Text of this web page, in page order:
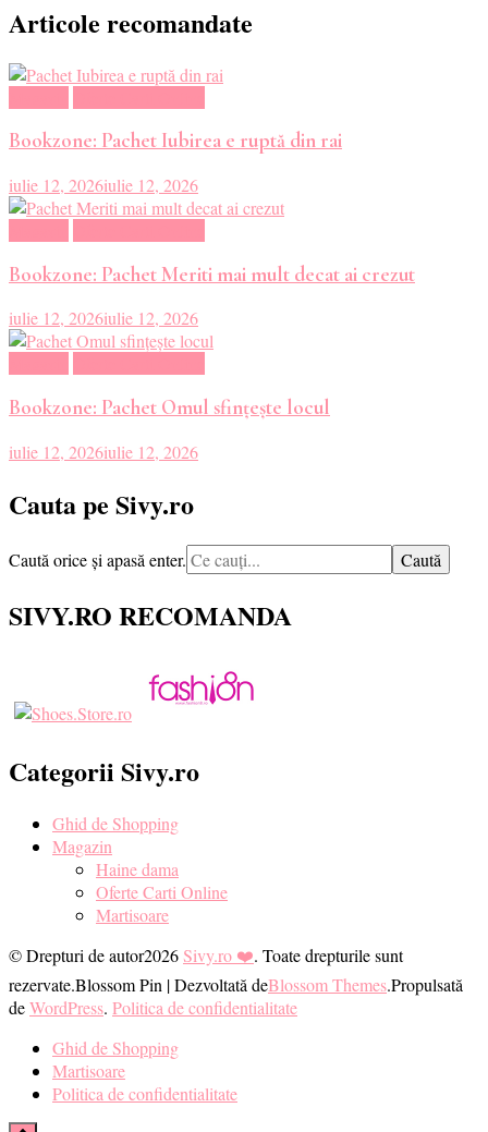
Articole recomandate
Bookzone: Pachet Iubirea e ruptă din rai
iulie 12, 2026iulie 12, 2026
Bookzone: Pachet Meriti mai mult decat ai crezut
iulie 12, 2026iulie 12, 2026
Bookzone: Pachet Omul sfințește locul
iulie 12, 2026iulie 12, 2026
Cauta pe Sivy.ro
Cauți
Caută orice și apasă enter.
SIVY.RO RECOMANDA
Categorii Sivy.ro
Ghid de Shopping
Magazin
Haine dama
Oferte Carti Online
Martisoare
© Drepturi de autor2026 Sivy.ro ❤️. Toate drepturile sunt
rezervate.Blossom Pin | Dezvoltată deBlossom Themes.Propulsată
deWordPress. Politica de confidentialitate
Ghid de Shopping
Martisoare
Politica de confidentialitate